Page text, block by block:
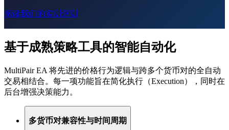
阅读我们的实测评测
基于成熟策略工具的智能自动化
MultiPair EA 将先进的价格行为逻辑与跨多个货币对的全自动
交易相结合。每一项功能旨在简化执行（Execution），同时在
后台增强决策能力。
多货币对兼容性与时间周期